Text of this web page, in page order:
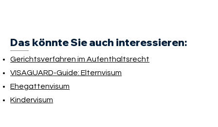
Das könnte Sie auch interessieren:
Gerichtsverfahren im Aufenthaltsrecht
VISAGUARD-Guide: Elternvisum
Ehegattenvisum
Kindervisum